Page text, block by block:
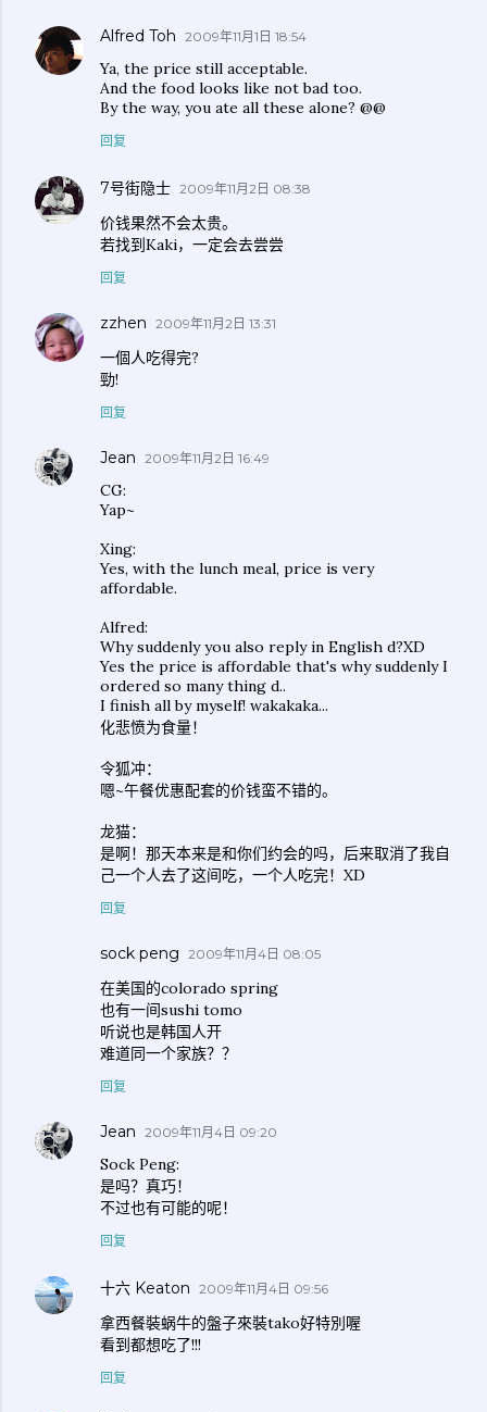
Alfred Toh 2009年11月1日 18:54
Ya, the price still acceptable.
And the food looks like not bad too.
By the way, you ate all these alone? @@
回复
7号街隐士 2009年11月2日 08:38
价钱果然不会太贵。
若找到Kaki，一定会去尝尝
回复
zzhen 2009年11月2日 13:31
一個人吃得完?
勁!
回复
Jean 2009年11月2日 16:49
CG:
Yap~
Xing:
Yes, with the lunch meal, price is very
affordable.
Alfred:
Why suddenly you also reply in English d?XD
Yes the price is affordable that's why suddenly I
ordered so many thing d..
I finish all by myself! wakakaka...
化悲愤为食量！
令狐冲：
嗯~午餐优惠配套的价钱蛮不错的。
龙猫：
是啊！那天本来是和你们约会的吗，后来取消了我自
己一个人去了这间吃，一个人吃完！XD
回复
sock peng 2009年11月4日 08:05
在美国的colorado spring
也有一间sushi tomo
听说也是韩国人开
难道同一个家族？？
回复
Jean 2009年11月4日 09:20
Sock Peng:
是吗？真巧！
不过也有可能的呢！
回复
十六 Keaton 2009年11月4日 09:56
拿西餐裝蜗牛的盤子來裝tako好特別喔
看到都想吃了!!!
回复